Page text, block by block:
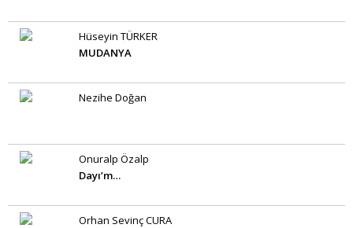
Hüseyin TÜRKER
MUDANYA
Nezihe Doğan
Onuralp Özalp
Dayı’m…
Orhan Sevinç CURA